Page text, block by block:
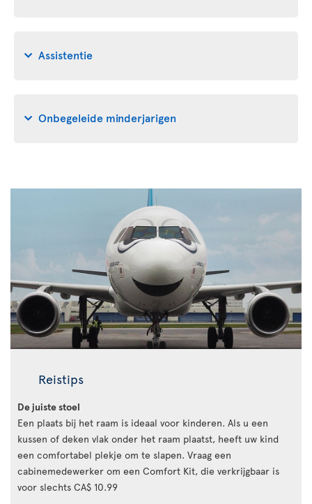
Assistentie
Onbegeleide minderjarigen
Reistips
De juiste stoel
Een plaats bij het raam is ideaal voor kinderen. Als u een
kussen of deken vlak onder het raam plaatst, heeft uw kind
een comfortabel plekje om te slapen. Vraag een
cabinemedewerker om een Comfort Kit, die verkrijgbaar is
voor slechts CA$ 10.99